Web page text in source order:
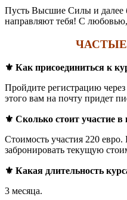
Пусть Высшие Силы и далее
направляют тебя! С
⚜️ Как присоединиться к
Пройдите регистрацию
этого вам на почту придет
⚜️ Сколько стоит участие в
Стоимость участия 220
забронировать текущую
⚜️ Какая длительность
3 месяца.